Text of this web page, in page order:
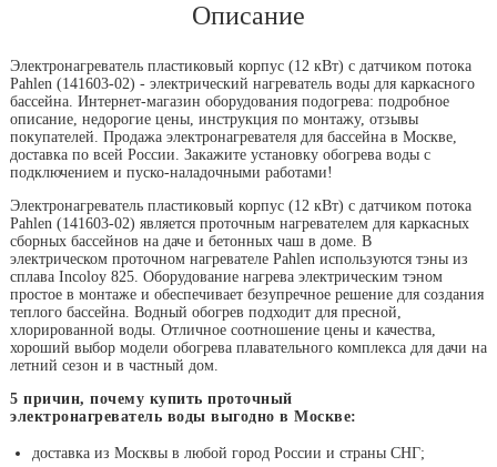
Описание
Электронагреватель пластиковый корпус (12 кВт) с датчиком потока
Pahlen (141603-02) - электрический нагреватель воды для каркасного
бассейна. Интернет-магазин оборудования подогрева: подробное
описание, недорогие цены, инструкция по монтажу, отзывы
покупателей. Продажа электронагревателя для бассейна в Москве,
доставка по всей России. Закажите установку обогрева воды с
подключением и пуско-наладочными работами!
Электронагреватель пластиковый корпус (12 кВт) с датчиком потока
Pahlen (141603-02) является проточным нагревателем для каркасных
сборных бассейнов на даче и бетонных чаш в доме. В
электрическом проточном нагревателе Pahlen используются тэны из
сплава Incoloy 825. Оборудование нагрева электрическим тэном
простое в монтаже и обеспечивает безупречное решение для создания
теплого бассейна. Водный обогрев подходит для пресной,
хлорированной воды. Отличное соотношение цены и качества,
хороший выбор модели обогрева плавательного комплекса для дачи на
летний сезон и в частный дом.
5 причин, почему купить проточный
электронагреватель воды выгодно в Москве:
доставка из Москвы в любой город России и страны СНГ;